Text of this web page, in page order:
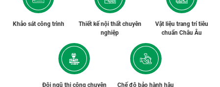
Khảo sát công trình
Thiết kế nội thất chuyên
nghiệp
Vật liệu trang trí tiêu
chuẩn Châu Âu
Đội ngũ thi công chuyên
Chế độ bảo hành hậu